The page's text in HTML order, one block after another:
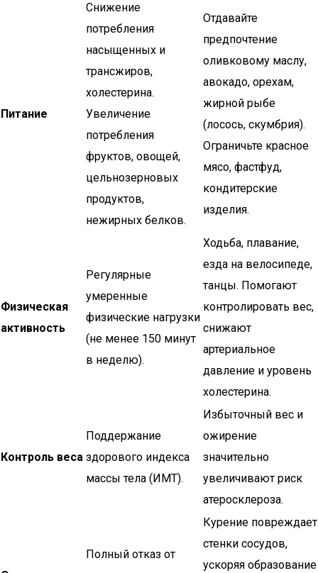
Питание
Снижение
потребления
насыщенных и
трансжиров,
холестерина.
Увеличение
потребления
фруктов, овощей,
цельнозерновых
продуктов,
нежирных белков.
Отдавайте
предпочтение
оливковому маслу,
авокадо, орехам,
жирной рыбе
(лосось, скумбрия).
Ограничьте красное
мясо, фастфуд,
кондитерские
изделия.
Физическая
активность
Регулярные
умеренные
физические нагрузки
(не менее 150 минут
в неделю).
Ходьба, плавание,
езда на велосипеде,
танцы. Помогают
контролировать вес,
снижают
артериальное
давление и уровень
холестерина.
Контроль веса
Поддержание
здорового индекса
массы тела (ИМТ).
Избыточный вес и
ожирение
значительно
увеличивают риск
атеросклероза.
Полный отказ от
Курение повреждает
стенки сосудов,
ускоряя образование